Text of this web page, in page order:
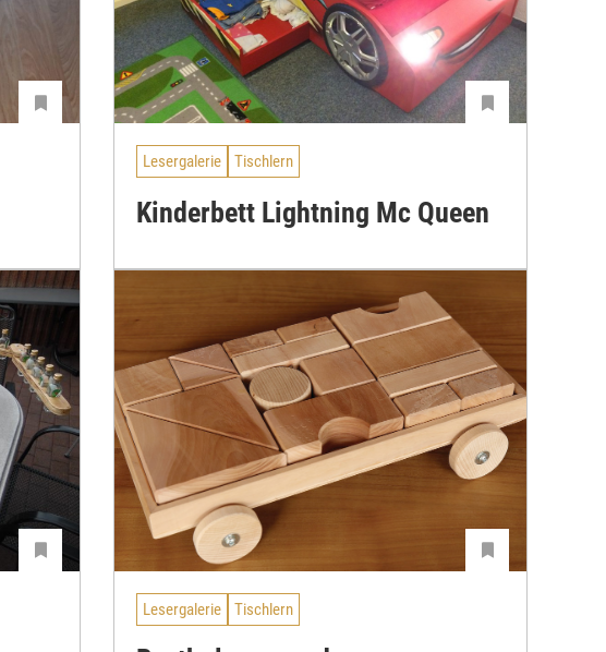
Lesergalerie Tischlern
Kinderbett Lightning Mc Queen
Lesergalerie Tischlern